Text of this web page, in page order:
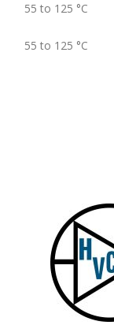
55 to 125 °C
55 to 125 °C